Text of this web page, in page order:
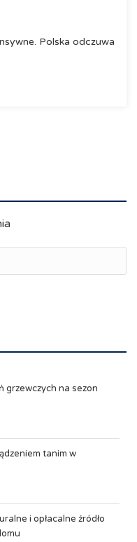
Polska odczuwa
grzewczych na sezon
tanim w
i opłacalne źródło